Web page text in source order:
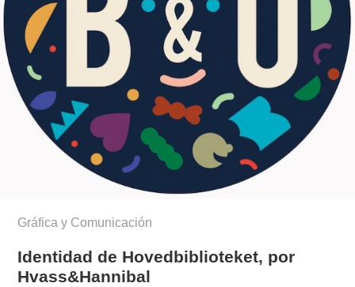
Gráfica y Comunicación
Identidad de Hovedbiblioteket, por
Hvass&Hannibal